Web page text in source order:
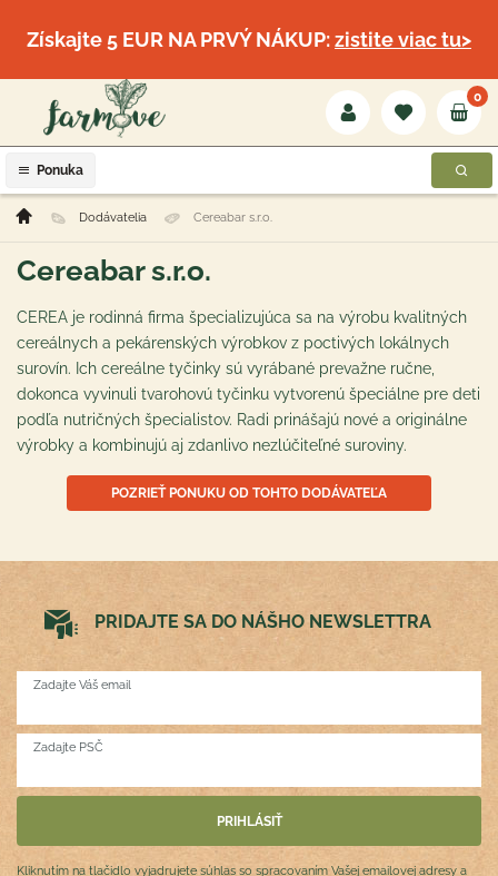
Získajte 5 EUR NA PRVÝ NÁKUP:zistite viac tu>
Ponuka
0
Dodávatelia Cereabar s.r.o.
Cereabar s.r.o.
CEREA je rodinná firma špecializujúca sa na výrobu kvalitných
cereálnych a pekárenských výrobkov z poctivých lokálnych
surovín. Ich cereálne tyčinky sú vyrábané prevažne ručne,
dokonca vyvinuli tvarohovú tyčinku vytvorenú špeciálne pre deti
podľa nutričných špecialistov. Radi prinášajú nové a originálne
výrobky a kombinujú aj zdanlivo nezlúčiteľné suroviny.
POZRIEŤ PONUKU OD TOHTO DODÁVATEĽA
PRIDAJTE SA DO NÁŠHO NEWSLETTRA
Zadajte Váš email
Zadajte PSČ
Kliknutím na tlačidlo vyjadrujete súhlas so spracovaním Vašej emailovej adresy a